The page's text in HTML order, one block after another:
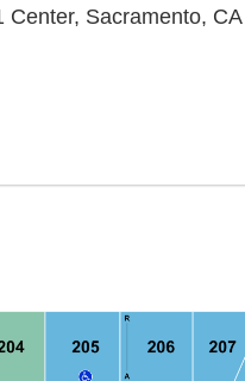
Center, Sacramento, CA